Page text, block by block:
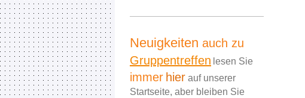
Neuigkeiten auch zu
Gruppentreffen lesen Sie
immer hier auf unserer
Startseite, aber bleiben Sie